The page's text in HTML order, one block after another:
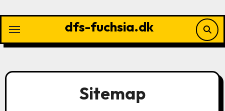
content
dfs-fuchsia.dk
Sitemap